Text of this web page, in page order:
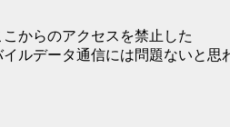
からのアクセスを禁止した
ルデータ通信には問題ないと思